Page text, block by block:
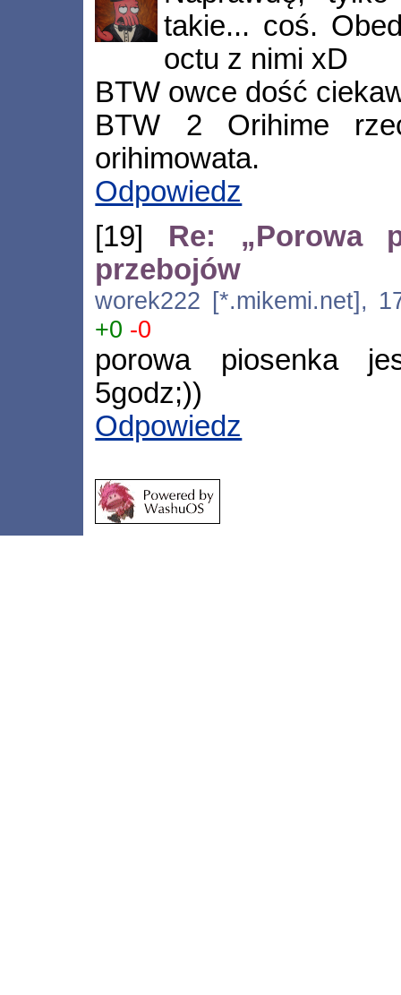
takie... coś.
octu z nimi xD
BTW owce dość
BTW 2 Orihime
orihimowata.
Odpowiedz
[19] Re: „Porowa
przebojów
worek222 [*.mikemi.net],
+0 -0
porowa piosenka
5godz;))
Odpowiedz